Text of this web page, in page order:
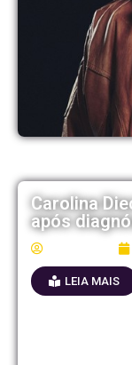
Carolina
após
LEIA MAIS